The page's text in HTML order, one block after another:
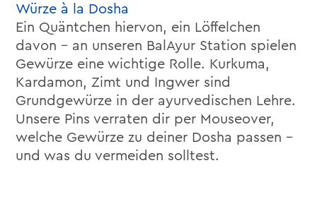
Würze à la Dosha
Ein Quäntchen hiervon, ein Löffelchen
davon – an unseren BalAyur Station spielen
Gewürze eine wichtige Rolle. Kurkuma,
Kardamon, Zimt und Ingwer sind
Grundgewürze in der ayurvedischen Lehre.
Unsere Pins verraten dir per Mouseover,
welche Gewürze zu deiner Dosha passen –
und was du vermeiden solltest.